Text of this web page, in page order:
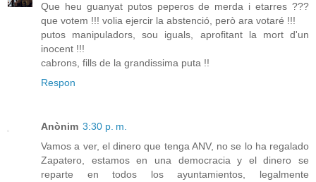
Que heu guanyat putos peperos de merda i etarres ???
que votem !!! volia ejercir la abstenció, però ara votaré !!!
putos manipuladors, sou iguals, aprofitant la mort d'un
inocent !!!
cabrons, fills de la grandissima puta !!
Respon
Anònim 3:30 p. m.
Vamos a ver, el dinero que tenga ANV, no se lo ha regalado
Zapatero, estamos en una democracia y el dinero se
reparte en todos los ayuntamientos, legalmente